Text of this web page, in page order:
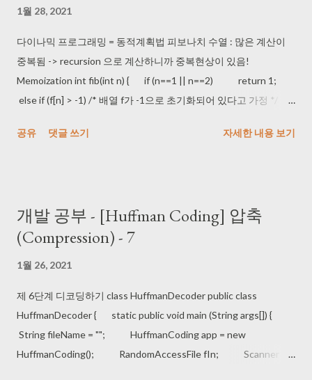
1월 28, 2021
다이나믹 프로그래밍 = 동적계획법 피보나치 수열 : 많은 계산이
중복됨 -> recursion 으로 계산하니까 중복현상이 있음!
Memoization int fib(int n) { if (n==1 || n==2) return 1;
else if (f[n] > -1) /* 배열 f가 -1으로 초기화되어 있다고 가정 */
= fib(n-2) + fib(n-1); /* 중간 계산 결과를 caching */ return
binomial(n - 1, k - 1); } 역시 많은 계산이 중복되어 일반적으로 n
n-1 ...
공유 댓글 쓰기 자세한 내용 보기
개발 공부 - [Huffman Coding] 압축
(Compression) - 7
1월 26, 2021
제 6단계 디코딩하기 class HuffmanDecoder public class
HuffmanDecoder { static public void main (String args[]) {
String fileName = ""; HuffmanCoding app = new
HuffmanCoding(); RandomAccessFile fIn; Scanner kb